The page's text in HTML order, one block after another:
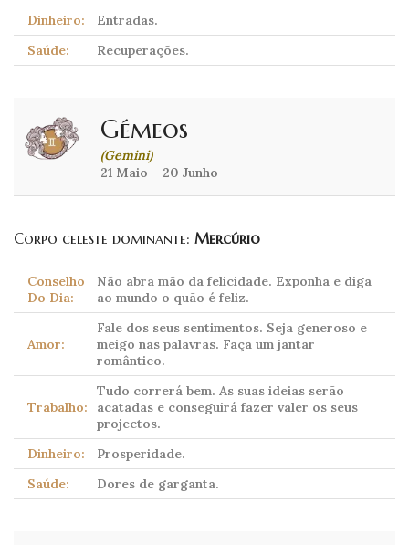
Dinheiro:
Entradas.
Saúde:
Recuperações.
Gémeos
(Gemini)
21 Maio – 20 Junho
Corpo celeste dominante: Mercúrio
Conselho
Do Dia:
Não abra mão da felicidade. Exponha e diga
ao mundo o quão é feliz.
Amor:
Fale dos seus sentimentos. Seja generoso e
meigo nas palavras. Faça um jantar
romântico.
Trabalho:
Tudo correrá bem. As suas ideias serão
acatadas e conseguirá fazer valer os seus
projectos.
Dinheiro:
Prosperidade.
Saúde:
Dores de garganta.